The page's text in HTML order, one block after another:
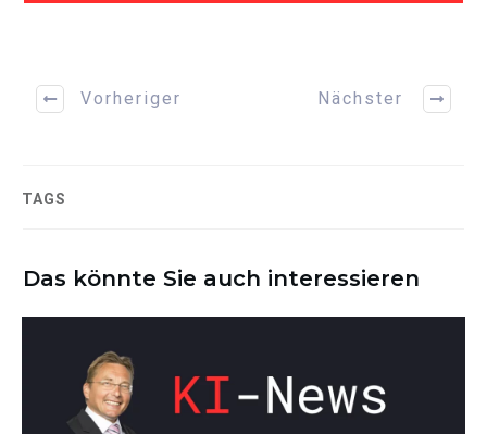
Vorheriger Nächster
TAGS
Das könnte Sie auch interessieren